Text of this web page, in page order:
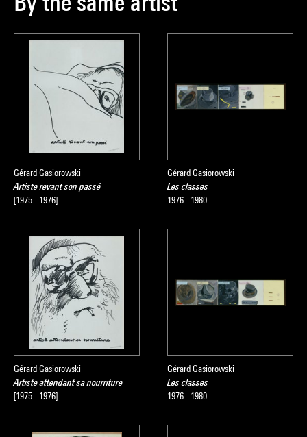
Gérard Gasiorowski
Artiste revant son passé
[1975 - 1976]
Gérard Gasiorowski
Les classes
1976 - 1980
Gérard Gasiorowski
Artiste attendant sa nourriture
[1975 - 1976]
Gérard Gasiorowski
Les classes
1976 - 1980